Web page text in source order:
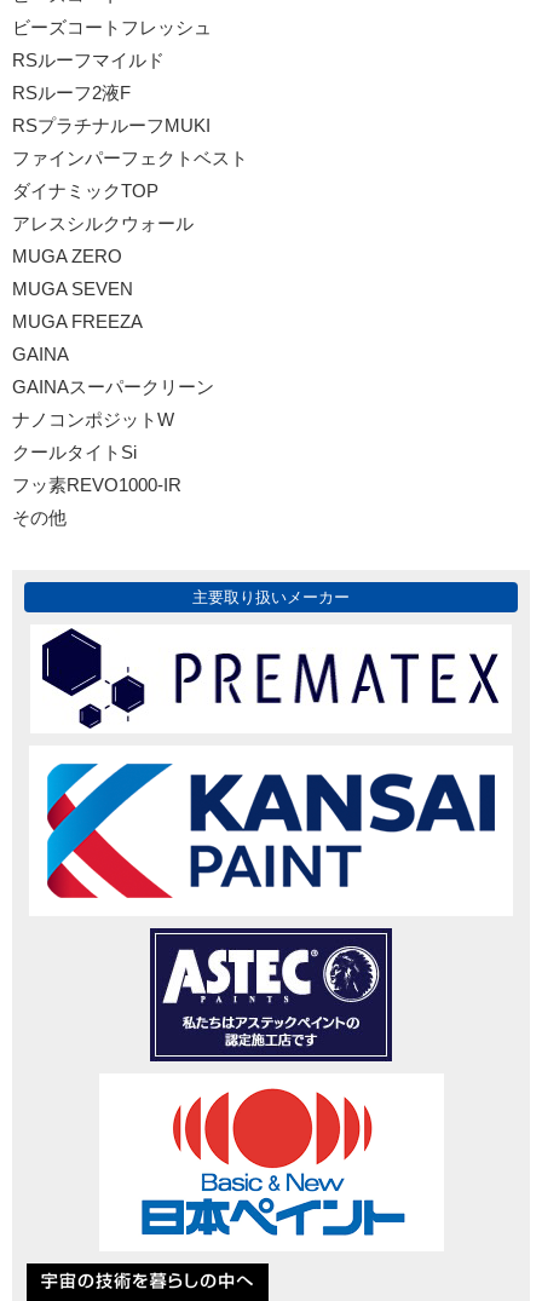
ビーズコートフレッシュ
RSルーフマイルド
RSルーフ2液F
RSプラチナルーフMUKI
ファインパーフェクトベスト
ダイナミックTOP
アレスシルクウォール
MUGA ZERO
MUGA SEVEN
MUGA FREEZA
GAINA
GAINAスーパークリーン
ナノコンポジットW
クールタイトSi
フッ素REVO1000-IR
その他
主要取り扱いメーカー